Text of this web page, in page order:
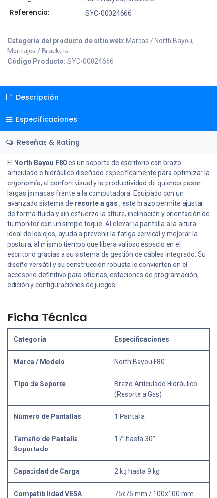
Referencia: SYC-00024666
Categoría del producto de sitio web: Marcas / North Bayou,
Montajes / Brackets
Código Producto: SYC-00024666
Descripción
Especificaciones
Reseñas & Rating
El North Bayou F80es un soporte de escritorio con brazo
articulado e hidráulico diseñado específicamente para optimizar la
ergonomía, el confort visual y la productividad de quienes pasan
largas jornadas frente a la computadora. Equipado con un
avanzado sistema de resorte a gas , este brazo permite ajustar
de forma fluida y sin esfuerzo la altura, inclinación y orientación de
tu monitor con un simple toque. Al elevar la pantalla a la altura
ideal de los ojos, ayuda a prevenir la fatiga cervical y mejorar la
postura, al mismo tiempo que libera valioso espacio en el
escritorio gracias a su sistema de gestión de cables integrado. Su
diseño versátil y su construcción robusta lo convierten en el
accesorio definitivo para oficinas, estaciones de programación,
edición y configuraciones de juegos.
Ficha Técnica
Categoría Especificaciones
Marca / Modelo North Bayou F80
Tipo de Soporte
Brazo Articulado Hidráulico
(Resorte a Gas)
Número de Pantallas 1 Pantalla
Tamaño de Pantalla
Soportado
17” hasta 30”
Capacidad de Carga 2 kg hasta 9 kg
Compatibilidad VESA 75x75 mm / 100x100 mm